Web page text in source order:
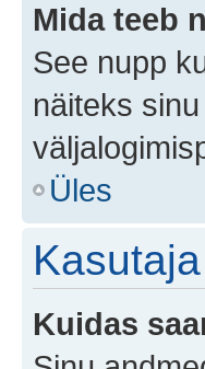
Mida teeb
See nupp
näiteks
Üles
Kuidas